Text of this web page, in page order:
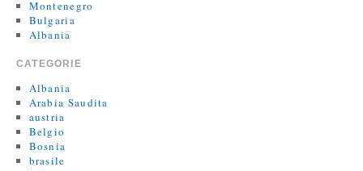
Montenegro
Bulgaria
Albania
CATEGORIE
Albania
Arabia Saudita
austria
Belgio
Bosnia
brasile